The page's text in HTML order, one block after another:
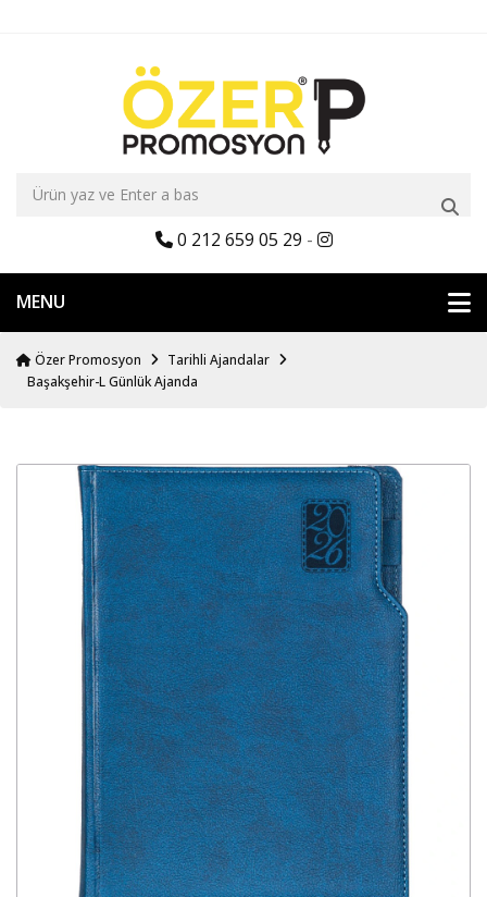
0 212 659 05 29 -
MENU
Özer Promosyon
Tarihli Ajandalar
Başakşehir-L Günlük Ajanda